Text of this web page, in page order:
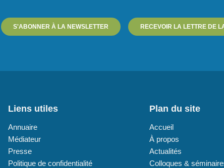
S'ABONNER À LA NEWSLETTER RECEVOIR LA LETTRE DE
Liens utiles
Annuaire
Médiateur
Presse
Politique de confidentialité
Plan du site
Accueil
À propos
Actualités
Colloques &